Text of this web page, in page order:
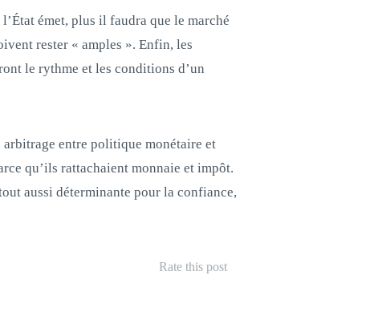
émet, plus il faudra que le marché
rester « amples ». Enfin, les
le rythme et les conditions d’un
entre politique monétaire et
qu’ils rattachaient monnaie et impôt.
aussi déterminante pour la confiance,
Rate this post